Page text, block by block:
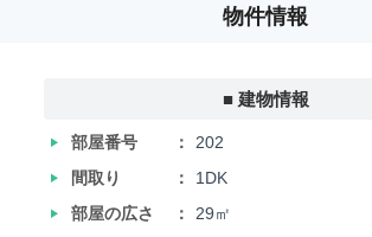
物件情報
■ 建物情報
‣ 部屋番号
202
‣
間取り
1DK
‣
部屋の広さ
29㎡